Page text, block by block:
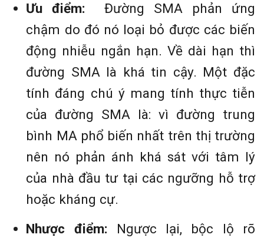
Ưu điểm: Đường SMA phản ứng
chậm do đó nó loại bỏ được các biến
động nhiễu ngắn hạn. Về dài hạn thì
đường SMA là khá tin cậy. Một đặc
tính đáng chú ý mang tính thực tiễn
của đường SMA là: vì đường trung
bình MA phổ biến nhất trên thị trường
nên nó phản ánh khá sát với tâm lý
của nhà đầu tư tại các ngưỡng hỗ trợ
hoặc kháng cự.
Nhược điểm: Ngược lại, bộc lộ rõ